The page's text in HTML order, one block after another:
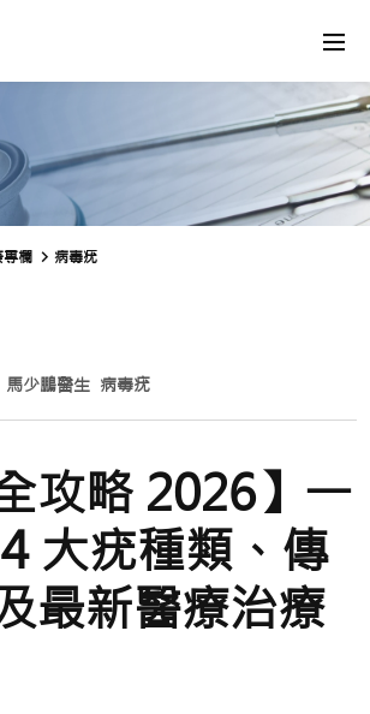
欄 病毒疣
馬少鵬醫生 病毒疣
攻略 2026】一
大疣種類、傳
最新醫療治療